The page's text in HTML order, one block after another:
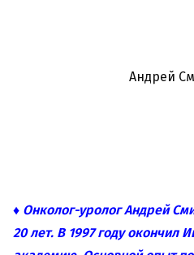
Андрей
♦ Онколог-уролог Андрей
20 лет. В 1997 году окончил